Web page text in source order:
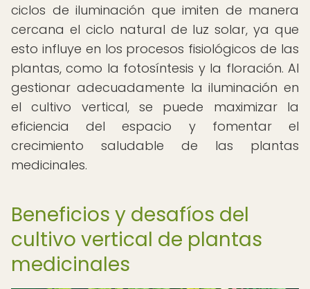
ciclos de iluminación que imiten de manera
cercana el ciclo natural de luz solar, ya que
esto influye en los procesos fisiológicos de las
plantas, como la fotosíntesis y la floración. Al
gestionar adecuadamente la iluminación en
el cultivo vertical, se puede maximizar la
eficiencia del espacio y fomentar el
crecimiento saludable de las plantas
medicinales.
Beneficios y desafíos del
cultivo vertical de plantas
medicinales